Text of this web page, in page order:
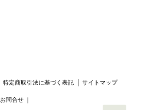
特定商取引法に基づく表記 ｜サイトマップ
お問合せ ｜